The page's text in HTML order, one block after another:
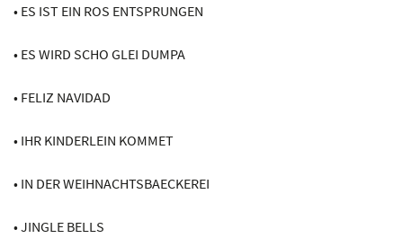
• ES IST EIN ROS ENTSPRUNGEN
• ES WIRD SCHO GLEI DUMPA
• FELIZ NAVIDAD
• IHR KINDERLEIN KOMMET
• IN DER WEIHNACHTSBAECKEREI
• JINGLE BELLS